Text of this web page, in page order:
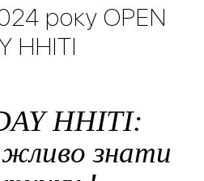
року OPEN
ННІТІ
ННІТІ:
знати